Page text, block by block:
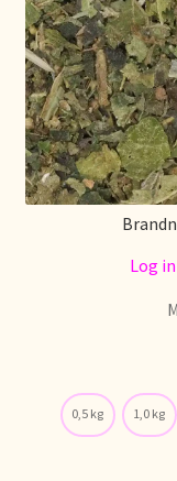
Log
0,5 kg 1,0 kg